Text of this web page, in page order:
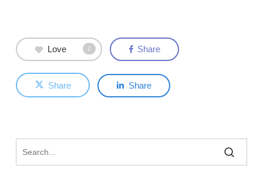
Love 2 Share
Share Share